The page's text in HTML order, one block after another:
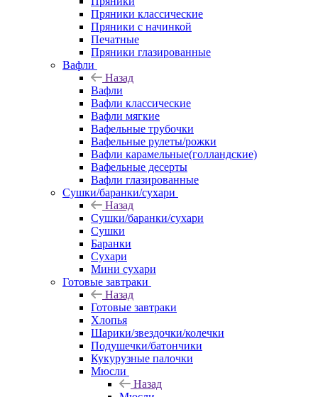
Пряники классические
Пряники с начинкой
Печатные
Пряники глазированные
Вафли
Назад
Вафли
Вафли классические
Вафли мягкие
Вафельные трубочки
Вафельные рулеты/рожки
Вафли карамельные(голландские)
Вафельные десерты
Вафли глазированные
Сушки/баранки/сухари
Назад
Сушки/баранки/сухари
Сушки
Баранки
Сухари
Мини сухари
Готовые завтраки
Назад
Готовые завтраки
Хлопья
Шарики/звездочки/колечки
Подушечки/батончики
Кукурузные палочки
Мюсли
Назад